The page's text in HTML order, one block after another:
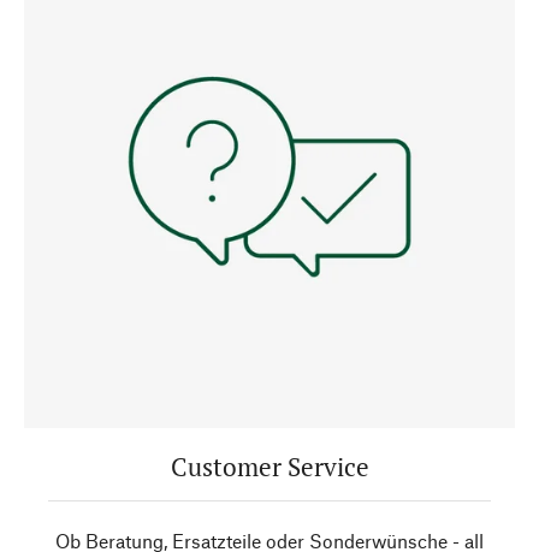
Customer Service
Ob Beratung, Ersatzteile oder Sonderwünsche - all